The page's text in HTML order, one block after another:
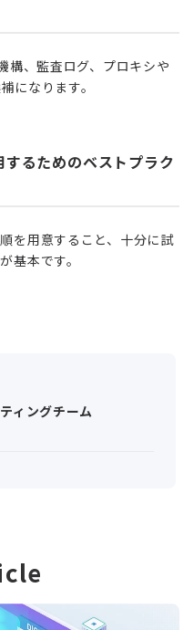
構、監査ログ、プロキシや
になります。
るためのベストプラク
を用意すること、十分に試
基本です。
ィングチーム